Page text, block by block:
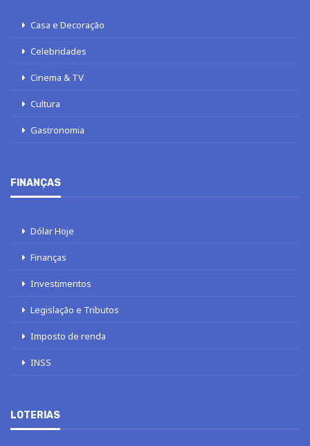
Casa e Decoração
Celebridades
Cinema & TV
Cultura
Gastronomia
FINANÇAS
Dólar Hoje
Finanças
Investimentos
Legislação e Tributos
Imposto de renda
INSS
LOTERIAS